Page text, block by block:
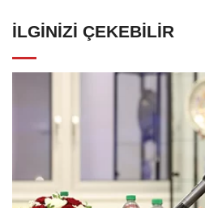
İLGINIZI ÇEKEBILIR